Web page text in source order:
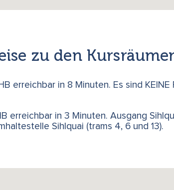
zu den
erreichbar in 8 Minuten. Es sind KEINE
erreichbar in 3 Minuten. Ausgang
Sihlquai (trams 4, 6 und 13).